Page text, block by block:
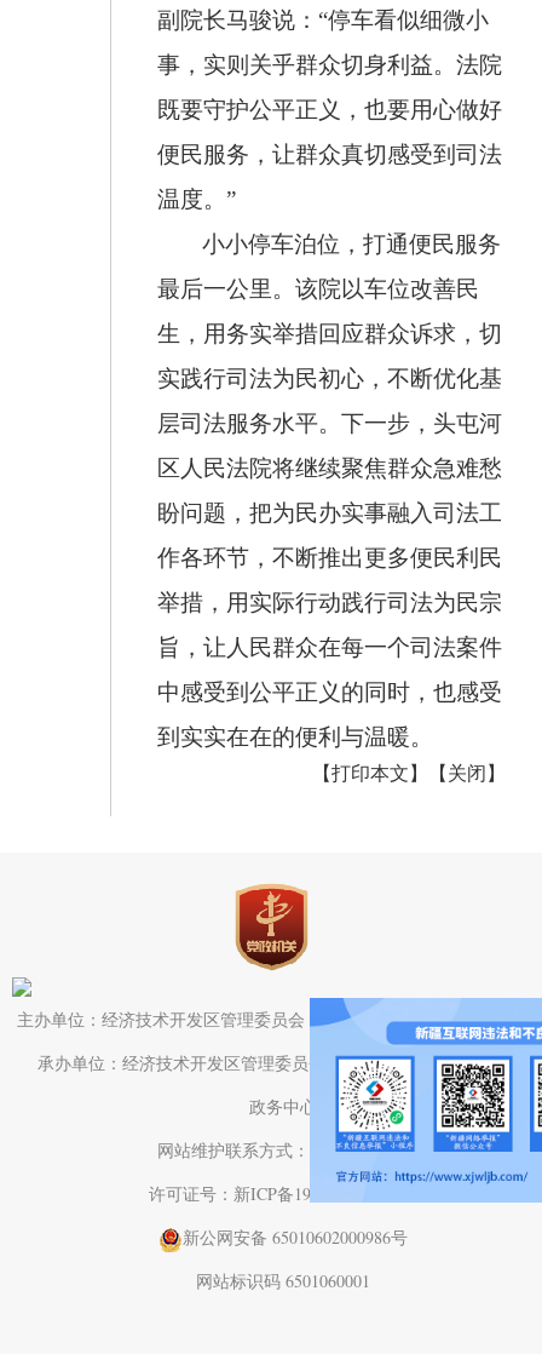
副院长马骏说： “停车看似细微小
事，实则关乎群众切身利益。法院
既要守护公平正义，也要用心做好
便民服务，让群众真切感受到司法
温度。”
小小停车泊位，打通便民服务
最后一公里。该院以车位改善民
生，用务实举措回应群众诉求，切
实践行司法为民初心，不断优化基
层司法服务水平。下一步，头屯河
区人民法院将继续聚焦群众急难愁
盼问题，把为民办实事融入司法工
作各环节，不断推出更多便民利民
举措，用实际行动践行司法为民宗
旨，让人民群众在每一个司法案件
中感受到公平正义的同时，也感受
到实实在在的便利与温暖。
【打印本文】
【关闭】
主办单位：经济技术开发区管理委员会（头屯河区人民政府）办公室
承办单位：经济技术开发区管理委员会（头屯河区人民政府）电子
政务中心
网站维护联系方式：0991-3782709
许可证号：新ICP备19001575号-1
新公网安备 65010602000986号
网站标识码 6501060001